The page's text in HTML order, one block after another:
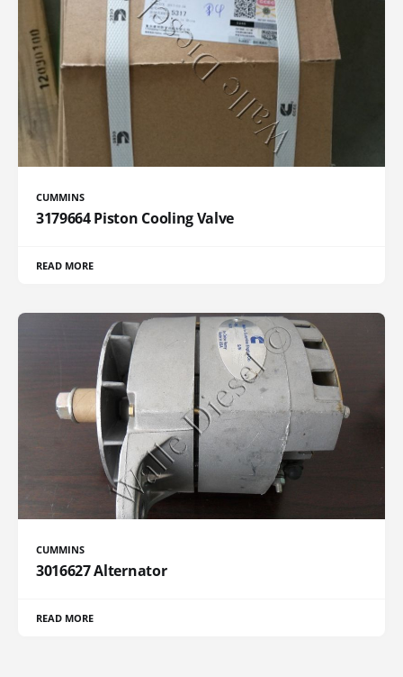
CUMMINS
3179664 Piston Cooling Valve
READ MORE
CUMMINS
3016627 Alternator
READ MORE